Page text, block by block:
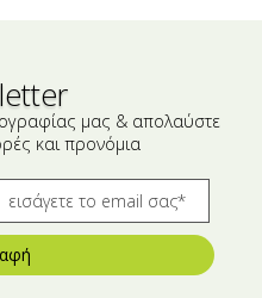
μας & απολαύστε
και προνόμια